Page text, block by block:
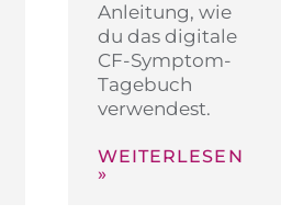
Anleitung, wie
du das digitale
CF-Symptom-
Tagebuch
verwendest.
WEITERLESEN
»